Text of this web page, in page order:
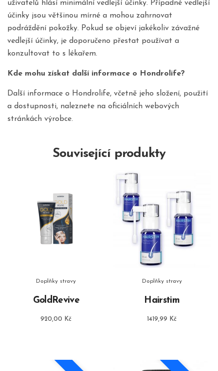
uživatelů hlásí minimální vedlejší účinky. Případné vedlejší
účinky jsou většinou mírné a mohou zahrnovat
podráždění pokožky. Pokud se objeví jakékoliv závažné
vedlejší účinky, je doporučeno přestat používat a
konzultovat to s lékařem.
Kde mohu získat další informace o Hondrolife?
Další informace o Hondrolife, včetně jeho složení, použití
a dostupnosti, naleznete na oficiálních webových
stránkách výrobce.
Související produkty
Doplňky stravy
GoldRevive
920,00 Kč
Doplňky stravy
Hairstim
1419,99 Kč